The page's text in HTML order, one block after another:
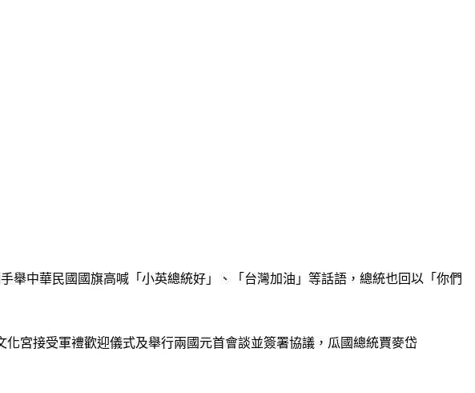
舉中華民國國旗高喊「小英總統好」、「台灣加油」等話語，總統也回以「你們
宮接受軍禮歡迎儀式及舉行兩國元首會談並簽署協議，瓜國總統賈麥岱